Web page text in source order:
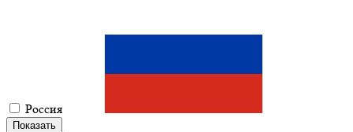
Россия
Показать